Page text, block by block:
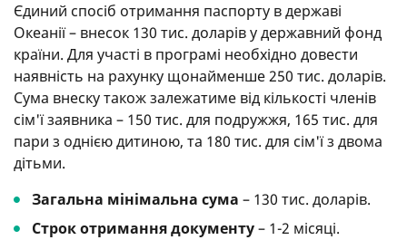
Єдиний спосіб отримання паспорту в державі
Океанії – внесок 130 тис. доларів у державний фонд
країни. Для участі в програмі необхідно довести
наявність на рахунку щонайменше 250 тис. доларів.
Сума внеску також залежатиме від кількості членів
сім'ї заявника – 150 тис. для подружжя, 165 тис. для
пари з однією дитиною, та 180 тис. для сім'ї з двома
дітьми.
Загальна мінімальна сума – 130 тис. доларів.
Строк отримання документу– 1-2 місяці.